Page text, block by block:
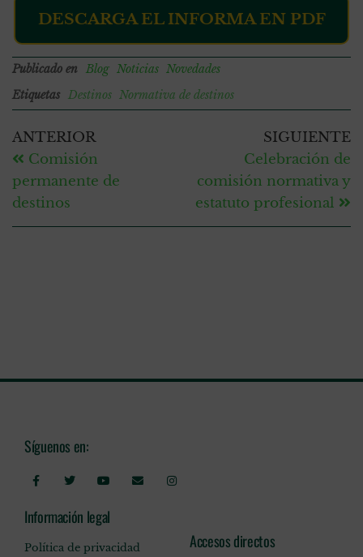
DESCARGA EL INFORMA EN PDF
Publicado en Blog Noticias Novedades
Etiquetas Destinos Normativa de destinos
ANTERIOR
Comisión
permanente de
destinos
SIGUIENTE
Celebración de
comisión normativa y
estatuto profesional
Síguenos en:
Información legal
Política de privacidad Accesos directos